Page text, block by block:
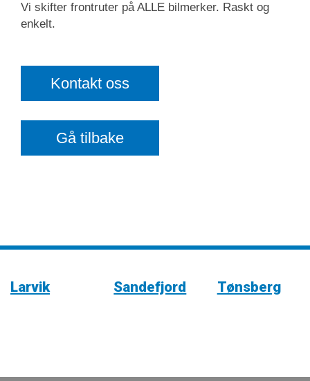
Vi skifter frontruter på ALLE bilmerker. Raskt og
enkelt.
Kontakt oss
Gå tilbake
Larvik Sandefjord Tønsberg